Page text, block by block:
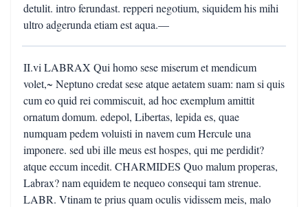
detulit. intro ferundast. repperi negotium, siquidem his mihi
ultro adgerunda etiam est aqua.—
II.vi LABRAX Qui homo sese miserum et mendicum
volet,~ Neptuno credat sese atque aetatem suam: nam si quis
cum eo quid rei commiscuit, ad hoc exemplum amittit
ornatum domum. edepol, Libertas, lepida es, quae
numquam pedem voluisti in navem cum Hercule una
imponere. sed ubi ille meus est hospes, qui me perdidit?
atque eccum incedit. CHARMIDES Quo malum properas,
Labrax? nam equidem te nequeo consequi tam strenue.
LABR. Vtinam te prius quam oculis vidissem meis, malo